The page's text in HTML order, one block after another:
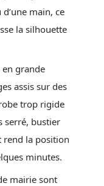
main, ce
la silhouette
en grande
assis sur des
trop rigide
serré, bustier
rend la position
minutes.
mairie sont